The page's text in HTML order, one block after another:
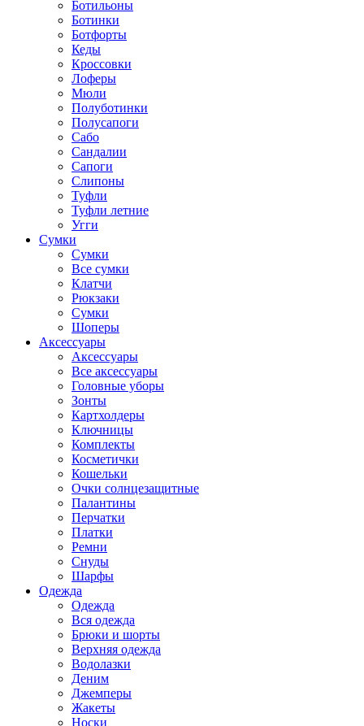
Ботильоны
Ботинки
Ботфорты
Кеды
Кроссовки
Лоферы
Мюли
Полуботинки
Полусапоги
Сабо
Сандалии
Сапоги
Слипоны
Туфли
Туфли летние
Угги
Сумки
Сумки
Все сумки
Клатчи
Рюкзаки
Сумки
Шоперы
Аксессуары
Аксессуары
Все аксессуары
Головные уборы
Зонты
Картхолдеры
Ключницы
Комплекты
Косметички
Кошельки
Очки солнцезащитные
Палантины
Перчатки
Платки
Ремни
Снуды
Шарфы
Одежда
Одежда
Вся одежда
Брюки и шорты
Верхняя одежда
Водолазки
Деним
Джемперы
Жакеты
Носки